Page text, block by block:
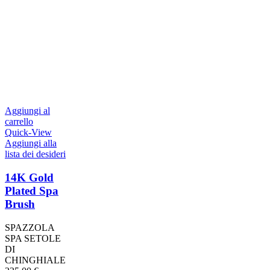
Aggiungi al
carrello
Quick-View
Aggiungi alla
lista dei desideri
14K Gold
Plated Spa
Brush
SPAZZOLA
SPA SETOLE
DI
CHINGHIALE